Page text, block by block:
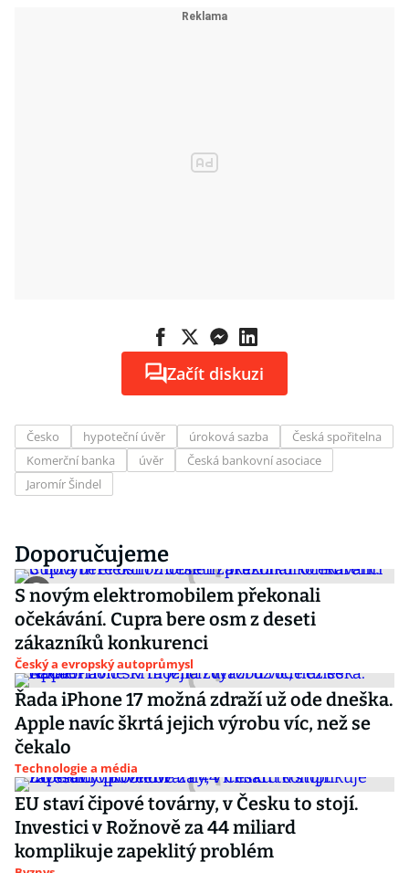
Začít diskuzi
Česko hypoteční úvěr úroková sazba
Česká spořitelna
Komerční banka
úvěr
Česká bankovní asociace
Jaromír Šindel
Doporučujeme
S novým elektromobilem překonali
očekávání. Cupra bere osm z deseti
zákazníků konkurenci
Český a evropský autoprůmysl
Řada iPhone 17 možná zdraží už ode dneška.
Apple navíc škrtá jejich výrobu víc, než se
čekalo
Technologie a média
EU staví čipové továrny, v Česku to stojí.
Investici v Rožnově za 44 miliard
komplikuje zapeklitý problém